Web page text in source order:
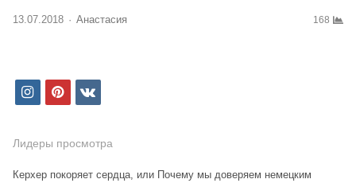
13.07.2018 Author
Анастасия 168
i
s
p
n
v
Лидеры просмотра
Керхер покоряет сердца, или Почему мы доверяем немецким